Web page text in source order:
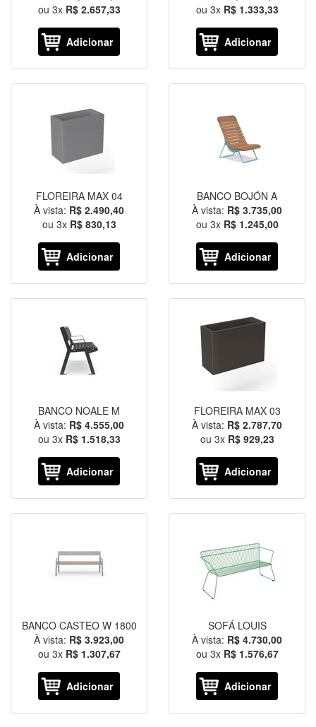
ou 3x R$ 2.657,33
Adicionar
ou 3x R$ 1.333,33
Adicionar
FLOREIRA MAX 04
À vista: R$ 2.490,40
ou 3x R$ 830,13
Adicionar
BANCO BOJÓN A
À vista: R$ 3.735,00
ou 3x R$ 1.245,00
Adicionar
BANCO NOALE M
À vista: R$ 4.555,00
ou 3x R$ 1.518,33
Adicionar
FLOREIRA MAX 03
À vista: R$ 2.787,70
ou 3x R$ 929,23
Adicionar
BANCO CASTEO W 1800
À vista: R$ 3.923,00
ou 3x R$ 1.307,67
Adicionar
SOFÁ LOUIS
À vista: R$ 4.730,00
ou 3x R$ 1.576,67
Adicionar